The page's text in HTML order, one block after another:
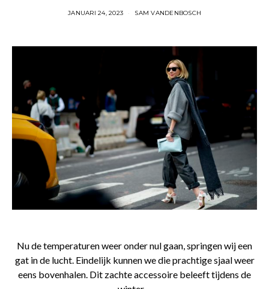
JANUARI 24, 2023 SAM VANDENBOSCH
Nu de temperaturen weer onder nul gaan, springen wij een
gat in de lucht. Eìndelijk kunnen we die prachtige sjaal weer
eens bovenhalen. Dit zachte accessoire beleeft tijdens de